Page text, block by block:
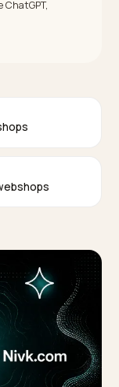
en voorbeelden.
niet op